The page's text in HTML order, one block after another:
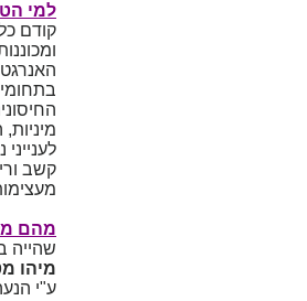
למי
קודם
קשב
מהם
שהייה
מיהו